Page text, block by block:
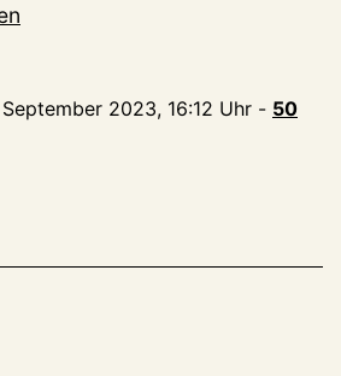
September 2023, 16:12 Uhr - 50